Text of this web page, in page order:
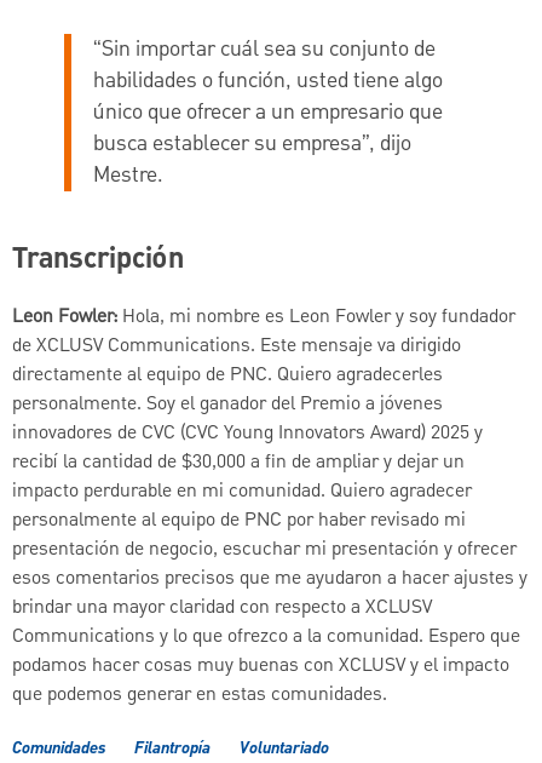
“Sin importar cuál sea su conjunto de
habilidades o función, usted tiene algo
único que ofrecer a un empresario que
busca establecer su empresa”, dijo
Mestre.
Transcripción
Leon Fowler: Hola, mi nombre es Leon Fowler y soy fundador
de XCLUSV Communications. Este mensaje va dirigido
directamente al equipo de PNC. Quiero agradecerles
personalmente. Soy el ganador del Premio a jóvenes
innovadores de CVC (CVC Young Innovators Award) 2025 y
recibí la cantidad de $30,000 a fin de ampliar y dejar un
impacto perdurable en mi comunidad. Quiero agradecer
personalmente al equipo de PNC por haber revisado mi
presentación de negocio, escuchar mi presentación y ofrecer
esos comentarios precisos que me ayudaron a hacer ajustes y
brindar una mayor claridad con respecto a XCLUSV
Communications y lo que ofrezco a la comunidad. Espero que
podamos hacer cosas muy buenas con XCLUSV y el impacto
que podemos generar en estas comunidades.
Comunidades Filantropía Voluntariado